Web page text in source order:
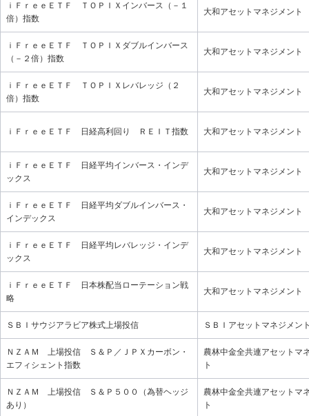
ｉＦｒｅｅＥＴＦ ＴＯＰＩＸインバース（－１
倍）指数
大和アセットマネジメント
ｉＦｒｅｅＥＴＦ ＴＯＰＩＸダブルインバース
（－２倍）指数
大和アセットマネジメント
ｉＦｒｅｅＥＴＦ ＴＯＰＩＸレバレッジ（２
倍）指数
大和アセットマネジメント
ｉＦｒｅｅＥＴＦ 日経高利回り ＲＥＩＴ指数 大和アセットマネジメント
ｉＦｒｅｅＥＴＦ 日経平均インバース・インデ
ックス
大和アセットマネジメント
ｉＦｒｅｅＥＴＦ 日経平均ダブルインバース・
インデックス
大和アセットマネジメント
ｉＦｒｅｅＥＴＦ 日経平均レバレッジ・インデ
ックス
大和アセットマネジメント
ｉＦｒｅｅＥＴＦ 日本株配当ローテーション戦
略
大和アセットマネジメント
ＳＢＩサウジアラビア株式上場投信 ＳＢＩアセットマネジメン
ＮＺＡＭ 上場投信 Ｓ＆Ｐ／ＪＰＸカーボン・
エフィシェント指数
農林中金全共連アセットマ
ト
ＮＺＡＭ 上場投信 Ｓ＆Ｐ５００（為替ヘッジ
あり）
農林中金全共連アセットマ
ト